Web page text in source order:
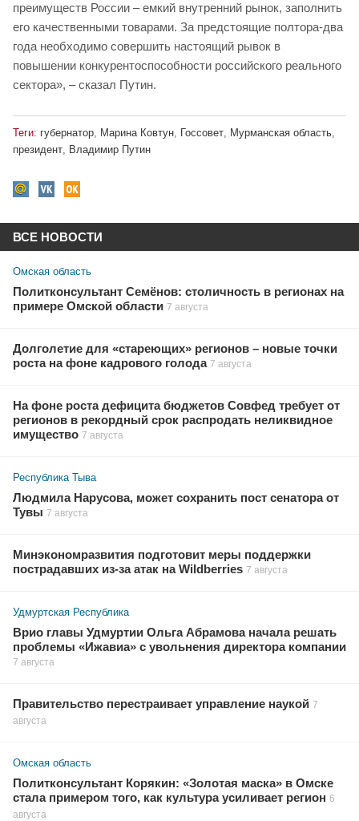
преимуществ России – емкий внутренний рынок, заполнить
его качественными товарами. За предстоящие полтора-два
года необходимо совершить настоящий рывок в
повышении конкурентоспособности российского реального
сектора», – сказал Путин.
Теги: губернатор Марина Ковтун Госсовет Мурманская область
президент
Владимир Путин
ВСЕ НОВОСТИ
Омская область
Политконсультант Семёнов: столичность в регионах на
примере Омской области 7 августа
Долголетие для «стареющих» регионов – новые точки
роста на фоне кадрового голода 7 августа
На фоне роста дефицита бюджетов Совфед требует от
регионов в рекордный срок распродать неликвидное
имущество 7 августа
Республика Тыва
Людмила Нарусова, может сохранить пост сенатора от
Тувы 7 августа
Минэкономразвития подготовит меры поддержки
пострадавших из-за атак на Wildberries 7 августа
Удмуртская Республика
Врио главы Удмуртии Ольга Абрамова начала решать
проблемы «Ижавиа» с увольнения директора компании
7 августа
Правительство перестраивает управление наукой 7
августа
Омская область
Политконсультант Корякин: «Золотая маска» в Омске
стала примером того, как культура усиливает регион 6
августа